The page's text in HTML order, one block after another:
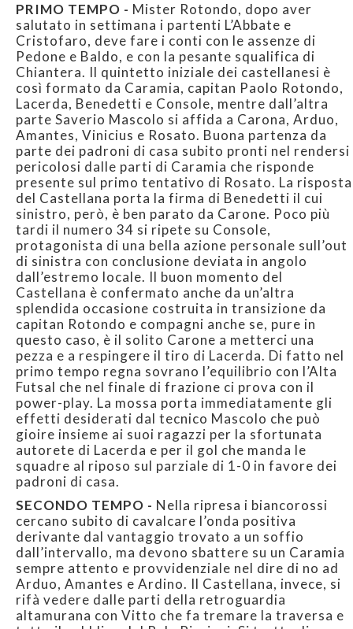
PRIMO TEMPO - Mister Rotondo, dopo aver
salutato in settimana i partenti L’Abbate e
Cristofaro, deve fare i conti con le assenze di
Pedone e Baldo, e con la pesante squalifica di
Chiantera. Il quintetto iniziale dei castellanesi è
così formato da Caramia, capitan Paolo Rotondo,
Lacerda, Benedetti e Console, mentre dall’altra
parte Saverio Mascolo si affida a Carona, Arduo,
Amantes, Vinicius e Rosato. Buona partenza da
parte dei padroni di casa subito pronti nel rendersi
pericolosi dalle parti di Caramia che risponde
presente sul primo tentativo di Rosato. La risposta
del Castellana porta la firma di Benedetti il cui
sinistro, però, è ben parato da Carone. Poco più
tardi il numero 34 si ripete su Console,
protagonista di una bella azione personale sull’out
di sinistra con conclusione deviata in angolo
dall’estremo locale. Il buon momento del
Castellana è confermato anche da un’altra
splendida occasione costruita in transizione da
capitan Rotondo e compagni anche se, pure in
questo caso, è il solito Carone a metterci una
pezza e a respingere il tiro di Lacerda. Di fatto nel
primo tempo regna sovrano l’equilibrio con l’Alta
Futsal che nel finale di frazione ci prova con il
power-play. La mossa porta immediatamente gli
effetti desiderati dal tecnico Mascolo che può
gioire insieme ai suoi ragazzi per la sfortunata
autorete di Lacerda e per il gol che manda le
squadre al riposo sul parziale di 1-0 in favore dei
padroni di casa.
SECONDO TEMPO - Nella ripresa i biancorossi
cercano subito di cavalcare l’onda positiva
derivante dal vantaggio trovato a un soffio
dall’intervallo, ma devono sbattere su un Caramia
sempre attento e provvidenziale nel dire di no ad
Arduo, Amantes e Ardino. Il Castellana, invece, si
rifà vedere dalle parti della retroguardia
altamurana con Vitto che fa tremare la traversa e